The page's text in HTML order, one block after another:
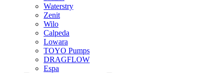
Waterstry
Zenit
Wilo
Calpeda
Lowara
TOYO Pumps
DRAGFLOW
Espa